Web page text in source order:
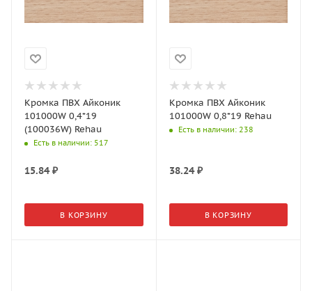
Кромка ПВХ Айконик
101000W 0,4*19
(100036W) Rehau
Есть в наличии: 517
15.84₽
В КОРЗИНУ
Кромка ПВХ Айконик
101000W 0,8*19 Rehau
Есть в наличии: 238
38.24₽
В КОРЗИНУ